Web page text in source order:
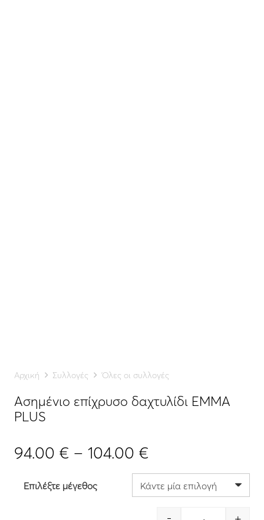
Αρχική Συλλογές Όλες οι συλλογές
Ασημένιο επίχρυσο δαχτυλίδι EMMA
PLUS
94.00 € – 104.00 €
range:
94.00 €
through
Επιλέξτε μέγεθος